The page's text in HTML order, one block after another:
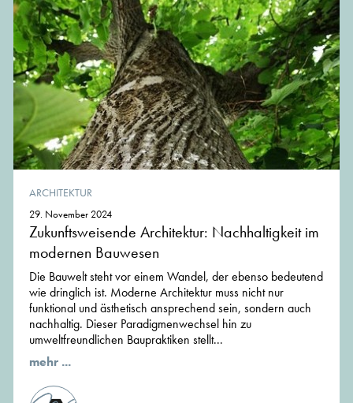
ARCHITEKTUR
29. November 2024
Zukunftsweisende Architektur: Nachhaltigkeit im
modernen Bauwesen
Die Bauwelt steht vor einem Wandel, der ebenso bedeutend
wie dringlich ist. Moderne Architektur muss nicht nur
funktional und ästhetisch ansprechend sein, sondern auch
nachhaltig. Dieser Paradigmenwechsel hin zu
umweltfreundlichen Baupraktiken stellt...
mehr ...